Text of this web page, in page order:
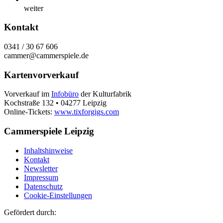
weiter
Kontakt
0341 / 30 67 606
cammer@cammerspiele.de
Kartenvorverkauf
Vorverkauf im Infobüro der Kulturfabrik
Kochstraße 132 • 04277 Leipzig
Online-Tickets: www.tixforgigs.com
Cammerspiele Leipzig
Inhaltshinweise
Kontakt
Newsletter
Impressum
Datenschutz
Cookie-Einstellungen
Gefördert durch: